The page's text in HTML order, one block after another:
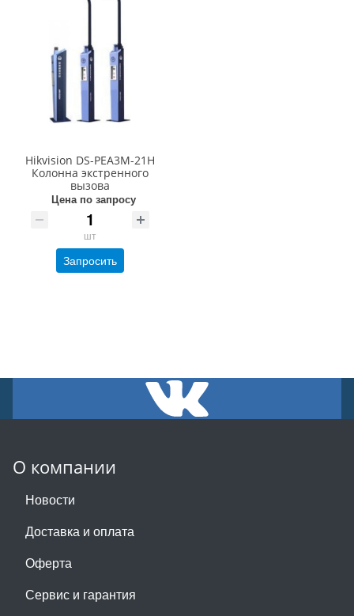
Hikvision DS-PEA3M-21H
Колонна экстренного
вызова
Цена по запросу
шт
Запросить
О компании
Новости
Доставка и оплата
Оферта
Сервис и гарантия